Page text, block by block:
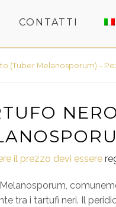
CONTATTI
(Tuber Melanosporum) –
il prezzo devi essere
Melanosporum,
tra i tartufi neri. Il